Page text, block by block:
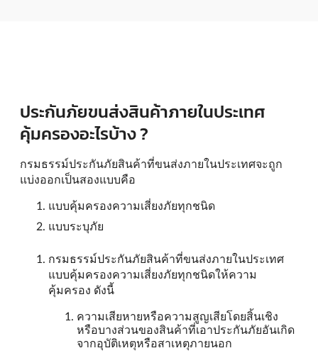
ประกันภัยขนส่งสินค้าภายในประเทศ
คุ้มครองอะไรบ้าง ?
กรมธรรม์ประกันภัยสินค้าที่ขนส่งภายในประเทศจะถูก
แบ่งออกเป็นสองแบบคือ
แบบคุ้มครองความเสี่ยงภัยทุกชนิด
แบบระบุภัย
กรมธรรม์ประกันภัยสินค้าที่ขนส่งภายในประเทศ
แบบคุ้มครองความเสี่ยงภัยทุกชนิดให้ความ
คุ้มครอง ดังนี้
ความเสียหายหรือความสูญเสียโดยสิ้นเชิง
หรือบางส่วนของสินค้าที่เอาประกันภัยอันเกิด
จากอุบัติเหตุหรือสาเหตุภายนอก